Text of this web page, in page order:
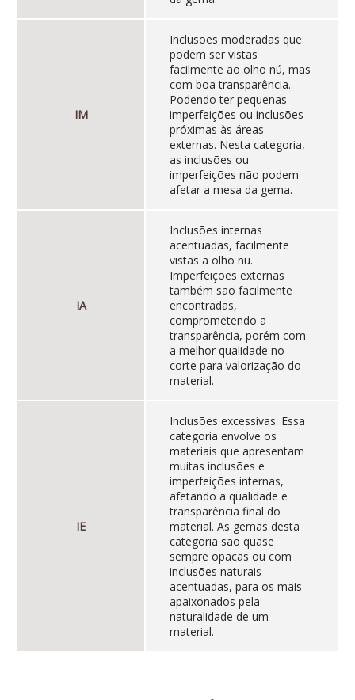
IM
Inclusões moderadas que
podem ser vistas
facilmente ao olho nú, mas
com boa transparência.
Podendo ter pequenas
imperfeições ou inclusões
próximas às áreas
externas. Nesta categoria,
as inclusões ou
imperfeições não podem
afetar a mesa da gema.
IA
Inclusões internas
acentuadas, facilmente
vistas a olho nu.
Imperfeições externas
também são facilmente
encontradas,
comprometendo a
transparência, porém com
a melhor qualidade no
corte para valorização do
material.
IE
Inclusões excessivas. Essa
categoria envolve os
materiais que apresentam
muitas inclusões e
imperfeições internas,
afetando a qualidade e
transparência final do
material. As gemas desta
categoria são quase
sempre opacas ou com
inclusões naturais
acentuadas, para os mais
apaixonados pela
naturalidade de um
material.